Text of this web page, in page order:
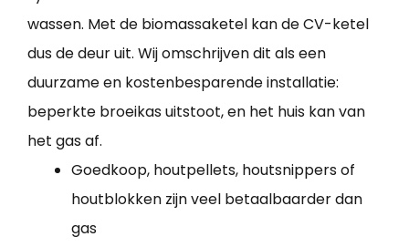
wassen. Met de biomassaketel kan de CV-ketel
dus de deur uit. Wij omschrijven dit als een
duurzame en kostenbesparende installatie:
beperkte broeikas uitstoot, en het huis kan van
het gas af.
Goedkoop, houtpellets, houtsnippers of
houtblokken zijn veel betaalbaarder dan
gas